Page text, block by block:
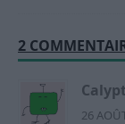
2
26